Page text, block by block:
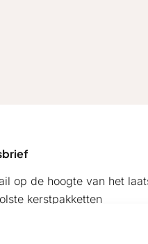
op de hoogte van het
kerstpakketten